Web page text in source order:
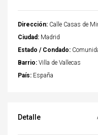
Dirección: Calle Casas de
Ciudad: Madrid
Estado / Condado:
Barrio: Villa de Vallecas
País: España
Detalle